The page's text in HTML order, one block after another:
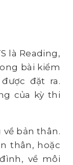
là Reading,
bài kiểm
đặt ra.
của kỳ thi
về bản thân.
thân, hoặc
về môi